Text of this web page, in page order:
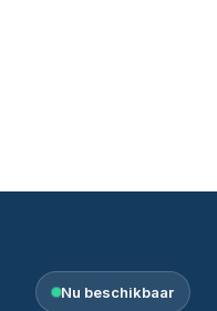
Nu beschikbaar